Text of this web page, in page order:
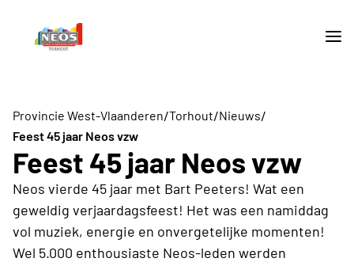
Provincie West-Vlaanderen/Torhout/Nieuws/
Feest 45 jaar Neos vzw
Feest 45 jaar Neos vzw
Neos vierde 45 jaar met Bart Peeters! Wat een
geweldig verjaardagsfeest! Het was een namiddag
vol muziek, energie en onvergetelijke momenten!
Wel 5.000 enthousiaste Neos-leden werden